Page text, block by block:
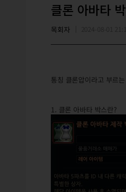
클론 아바타
목회자
통칭 클론압이라고 부르
1. 클론 아바타 박스란?